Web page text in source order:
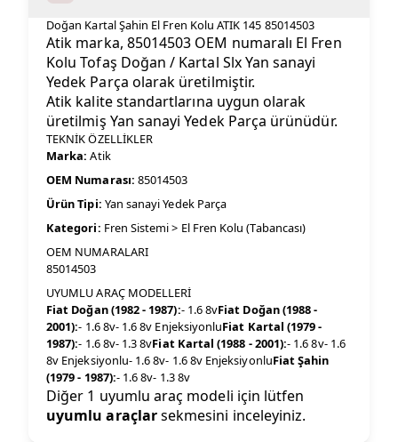
Doğan Kartal Şahin El Fren Kolu ATIK 145 85014503
Atik marka, 85014503 OEM numaralı El Fren
Kolu Tofaş Doğan / Kartal Slx Yan sanayi
Yedek Parça olarak üretilmiştir.
Atik kalite standartlarına uygun olarak
üretilmiş Yan sanayi Yedek Parça ürünüdür.
TEKNİK ÖZELLİKLER
Marka: Atik
OEM Numarası: 85014503
Ürün Tipi: Yan sanayi Yedek Parça
Kategori: Fren Sistemi > El Fren Kolu (Tabancası)
OEM NUMARALARI
85014503
UYUMLU ARAÇ MODELLERİ
Fiat Doğan (1982 - 1987):- 1.6 8vFiat Doğan (1988 -
2001):- 1.6 8v- 1.6 8v EnjeksiyonluFiat Kartal (1979 -
1987):- 1.6 8v- 1.3 8vFiat Kartal (1988 - 2001):- 1.6 8v- 1.6
8v Enjeksiyonlu- 1.6 8v- 1.6 8v EnjeksiyonluFiat Şahin
(1979 - 1987):- 1.6 8v- 1.3 8v
Diğer 1 uyumlu araç modeli için lütfen
uyumlu araçlarsekmesini inceleyiniz.